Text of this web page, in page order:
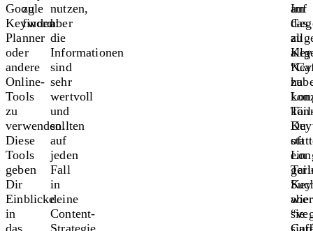
Google
Keyword
Planner
oder
andere
Online-
Tools
zu
verwenden.
Diese
Tools
geben
Dir
Einblicke
in
das
zu
finden:
nutzen,
aber
die
Informationen
sind
sehr
wertvoll
und
sollten
auf
jeden
Fall
in
deine
Content-
Strategie
Im
zu
oft
ein
aber
sie
sind
auf
das
zu
Du
wie